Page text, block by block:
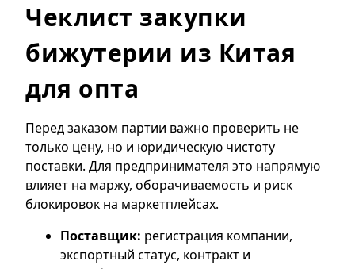
Чеклист закупки
бижутерии из Китая
для опта
Перед заказом партии важно проверить не
только цену, но и юридическую чистоту
поставки. Для предпринимателя это напрямую
влияет на маржу, оборачиваемость и риск
блокировок на маркетплейсах.
Поставщик: регистрация компании,
экспортный статус, контракт и